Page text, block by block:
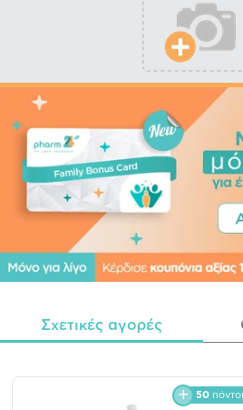
Σχετικές αγορές
50 πόντοι